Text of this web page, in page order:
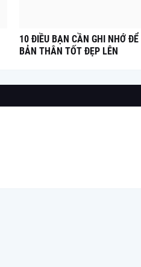
10 ĐIỀU BẠN CẦN GHI NHỚ ĐỂ
BẢN THÂN TỐT ĐẸP LÊN